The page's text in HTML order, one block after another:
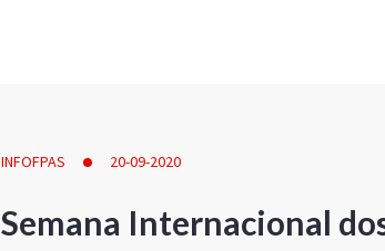
INFOFPAS 20-09-2020
Semana Internacional